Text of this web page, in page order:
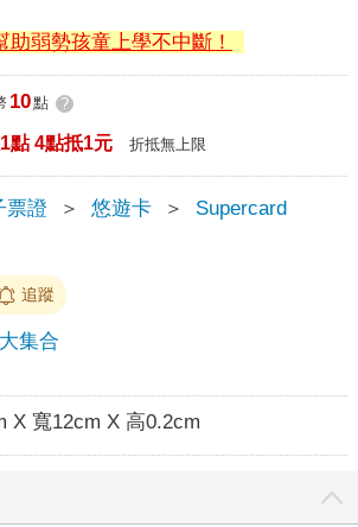
弱勢孩童上學不中斷！
10點 ?
點 4點抵1元 折抵無上限
票證 ＞ 悠遊卡 ＞ Supercard
追蹤
集合
X 寬12cm X 高0.2cm